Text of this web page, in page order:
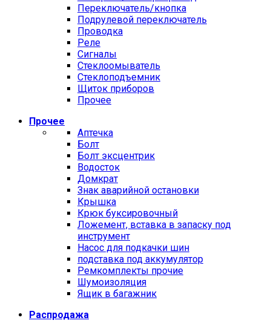
Переключатель/кнопка
Подрулевой переключатель
Проводка
Реле
Сигналы
Стеклоомыватель
Стеклоподъемник
Щиток приборов
Прочее
Прочее
Аптечка
Болт
Болт эксцентрик
Водосток
Домкрат
Знак аварийной остановки
Крышка
Крюк буксировочный
Ложемент, вставка в запаску под
инструмент
Насос для подкачки шин
подставка под аккумулятор
Ремкомплекты прочие
Шумоизоляция
Ящик в багажник
Распродажа